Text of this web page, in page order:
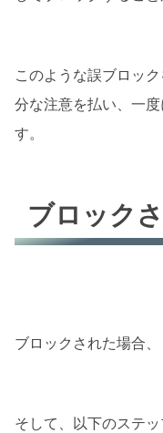
このような誤ブロッ
分な注意を払い、一
す。
ブロック
ブロックされた場合
そして、以下のステッ